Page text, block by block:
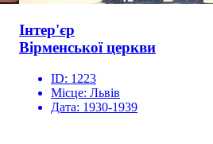
Інтер'єр
Вірменської церкви
ID: 1223
Місце: Львів
Дата: 1930-1939